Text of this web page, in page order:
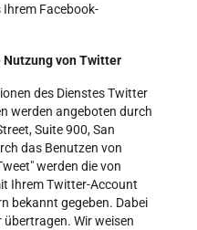
Ihrem Facebook-
von Twitter
des Dienstes Twitter
werden angeboten durch
Suite 900, San
das Benutzen von
werden die von
Ihrem Twitter-Account
bekannt gegeben. Dabei
Wir weisen